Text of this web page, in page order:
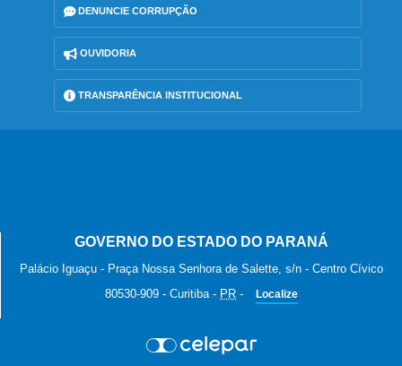
DENUNCIE CORRUPÇÃO
OUVIDORIA
TRANSPARÊNCIA INSTITUCIONAL
GOVERNO DO ESTADO DO PARANÁ
Palácio Iguaçu - Praça Nossa Senhora de Salette, s/n - Centro Cívico
80530-909 - Curitiba- PR - Localize